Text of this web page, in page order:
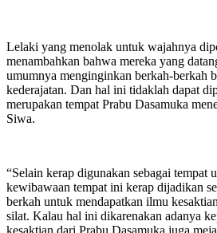
Lelaki yang menolak untuk wajahnya
menambahkan bahwa mereka yang
umumnya menginginkan berkah-berkah
kederajatan. Dan hal ini tidaklah dapat
merupakan tempat Prabu Dasamuka
Siwa.
“Selain kerap digunakan sebagai tempat
kewibawaan tempat ini kerap dijadikan
berkah untuk mendapatkan ilmu
silat. Kalau hal ini dikarenakan adanya
kesaktian dari Prabu Dasamuka juga